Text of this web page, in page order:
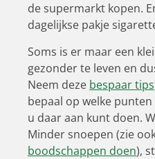
de supermarkt kopen.
dagelijkse pakje
Soms is er maar een
gezonder te leven en
Neem deze bespaar tips
bepaal op welke
u daar aan kunt doen.
Minder snoepen (zie
boodschappen doen),